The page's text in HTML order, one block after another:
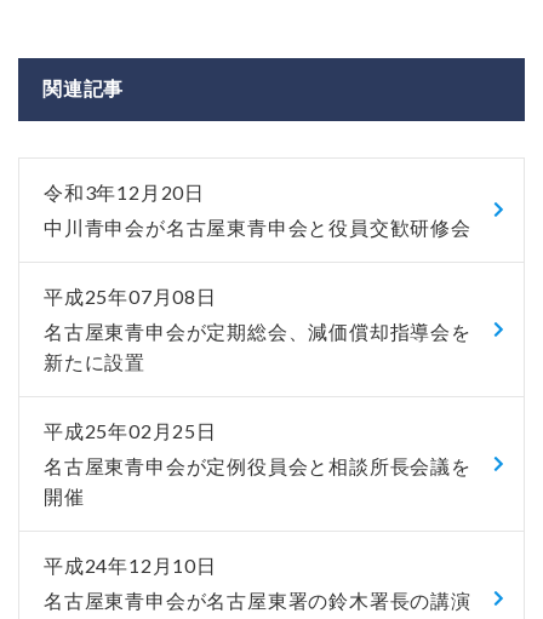
関連記事
令和3年12月20日
中川青申会が名古屋東青申会と役員交歓研修会
平成25年07月08日
名古屋東青申会が定期総会、減価償却指導会を
新たに設置
平成25年02月25日
名古屋東青申会が定例役員会と相談所長会議を
開催
平成24年12月10日
名古屋東青申会が名古屋東署の鈴木署長の講演